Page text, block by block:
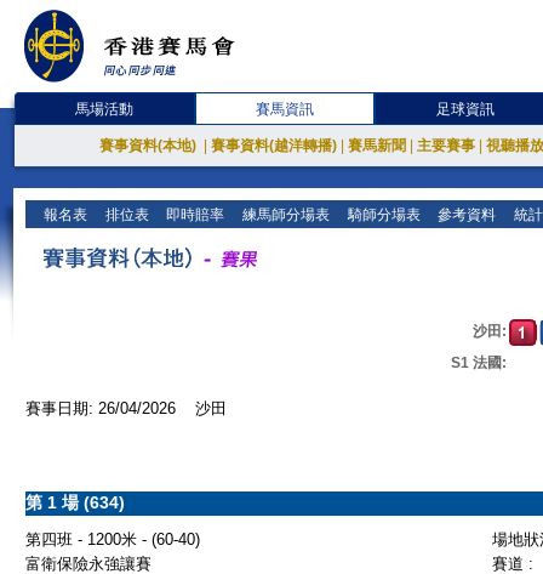
馬場活動 賽馬資訊 足球資訊
賽事資料(本地) 賽事資料(越洋轉播) 賽馬新聞 主要賽事 視聽播
報名表 排位表 即時賠率 練馬師分場表 騎師分場表 參考資料 統
沙田:
S1 法國:
賽事日期: 26/04/2026 沙田
第 1 場 (634)
第四班 - 1200米 - (60-40)
場地
富衛保險永強讓賽
賽道 :